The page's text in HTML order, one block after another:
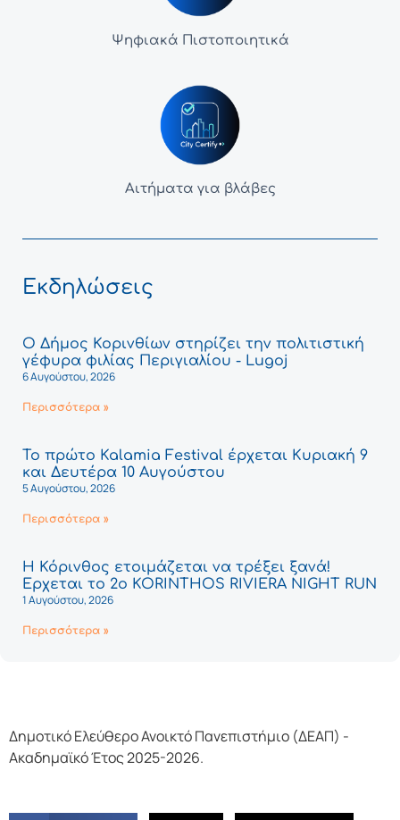
Ψηφιακά Πιστοποιητικά
Αιτήματα για βλάβες
Εκδηλώσεις
Ο Δήμος Κορινθίων στηρίζει την πολιτιστική
γέφυρα φιλίας Περιγιαλίου - Lugoj
6 Αυγούστου, 2026
Περισσότερα »
Το πρώτο Kalamia Festival έρχεται Κυριακή 9
και Δευτέρα 10 Αυγούστου
5 Αυγούστου, 2026
Περισσότερα »
Η Κόρινθος ετοιμάζεται να τρέξει ξανά!
Έρχεται το 2ο KORINTHOS RIVIERA NIGHT RUN
1 Αυγούστου, 2026
Περισσότερα »
Δημοτικό Ελεύθερο Ανοικτό Πανεπιστήμιο (ΔΕΑΠ) -
Ακαδημαϊκό Έτος 2025-2026.